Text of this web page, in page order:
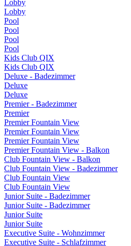
Lobby
Lobby
Pool
Pool
Pool
Pool
Kids Club QIX
Kids Club QIX
Deluxe - Badezimmer
Deluxe
Deluxe
Premier - Badezimmer
Premier
Premier Fountain View
Premier Fountain View
Premier Fountain View
Premier Fountain View - Balkon
Club Fountain View - Balkon
Club Fountain View - Badezimmer
Club Fountain View
Club Fountain View
Junior Suite - Badezimmer
Junior Suite - Badezimmer
Junior Suite
Junior Suite
Executive Suite - Wohnzimmer
Executive Suite - Schlafzimmer